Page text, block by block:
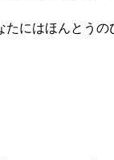
たにはほんとうの